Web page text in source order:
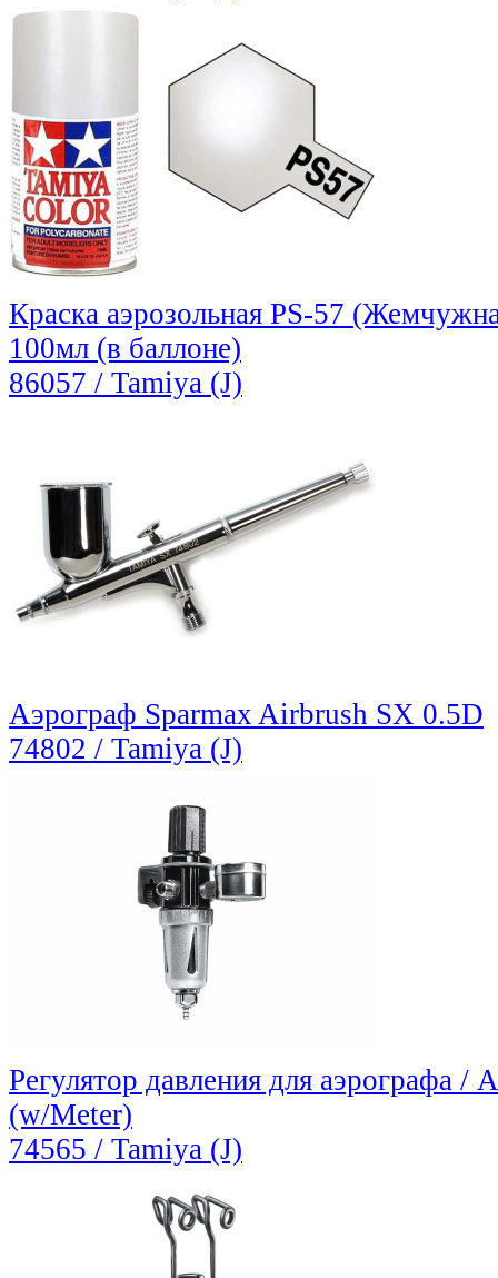
Краска аэрозольная PS-57
100мл (в баллоне)
86057 / Tamiya (J)
Аэрограф Sparmax Airbrush SX 0.5D
74802 / Tamiya (J)
Регулятор давления для аэрографа /
(w/Meter)
74565 / Tamiya (J)